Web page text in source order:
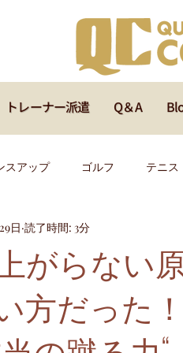
トレーナー派遣 Q＆A
スアップ ゴルフ テニス
メディカル
がらない
方だった
日 読了時間: 3分